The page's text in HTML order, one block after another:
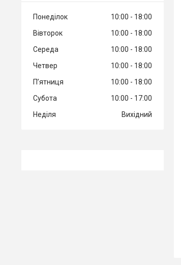
Понеділок 10:00
18:00
Вівторок
10:00
18:00
Середа
10:00
18:00
Четвер
10:00
18:00
Пʼятниця
10:00
18:00
Субота
10:00
17:00
Неділя
Вихідний